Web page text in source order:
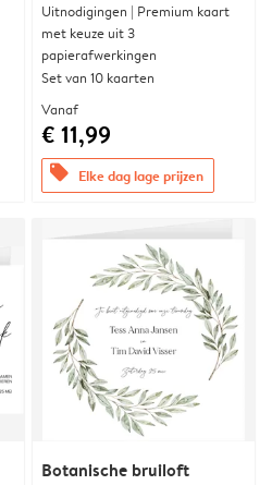
Uitnodigingen | Premium kaart
met keuze uit 3
papierafwerkingen
Set van 10 kaarten
Vanaf
€ 11,99
offers Elke dag lage prijzen
Botanische bruiloft